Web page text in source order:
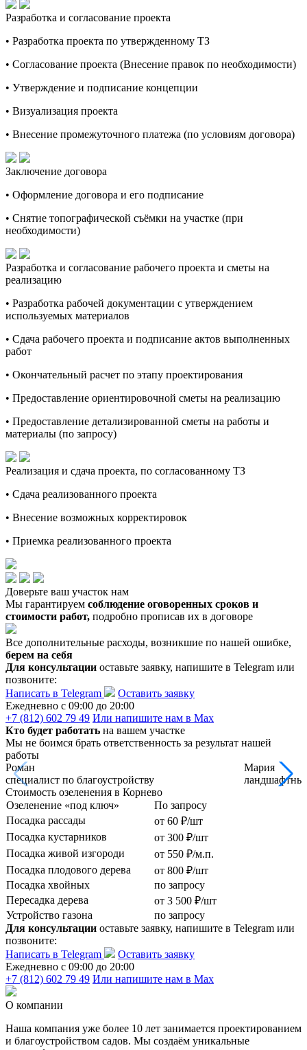
Разработка и согласование проекта
• Разработка проекта по утвержденному ТЗ
• Согласование проекта (Внесение правок по необходимости)
• Утверждение и подписание концепции
• Визуализация проекта
• Внесение промежуточного платежа (по условиям договора)
Заключение договора
• Оформление договора и его подписание
• Снятие топографической съёмки на участке (при
необходимости)
Разработка и согласование рабочего проекта и сметы на
реализацию
• Разработка рабочей документации с утверждением
используемых материалов
• Сдача рабочего проекта и подписание актов выполненных
работ
• Окончательный расчет по этапу проектирования
• Предоставление ориентировочной сметы на реализацию
• Предоставление детализированной сметы на работы и
материалы (по запросу)
Реализация и сдача проекта, по согласованному ТЗ
• Сдача реализованного проекта
• Внесение возможных корректировок
• Приемка реализованного проекта
Доверьте ваш участок нам
Мы гарантируем соблюдение оговоренных сроков и
стоимости работ, подробно прописав их в договоре
Все дополнительные расходы, возникшие по нашей ошибке,
берем на себя
Для консультации оставьте заявку, напишите в Telegram или
позвоните:
Написать в Telegram
Оставить заявку
Ежедневно c 09:00 до 20:00
+7 (812) 602 79 49 Или напишите нам в Max
Кто будет работать на вашем участке
Мы не боимся брать ответственность за результат нашей
работы
Роман
специалист по благоустройству
Мария
Стоимость озеленения в Корнево
Озеленение «под ключ»
По запросу
Посадка рассады
от 60 ₽/шт
Посадка кустарников
от 300 ₽/шт
Посадка живой изгороди
от 550 ₽/м.п.
Посадка плодового дерева
от 800 ₽/шт
Посадка хвойных
по запросу
Пересадка дерева
от 3 500 ₽/шт
Устройство газона
по запросу
Для консультации оставьте заявку, напишите в Telegram или
позвоните:
Написать в Telegram
Оставить заявку
Ежедневно c 09:00 до 20:00
+7 (812) 602 79 49 Или напишите нам в Max
О компании
Наша компания уже более 10 лет занимается проектированием
и благоустройством садов. Мы создаём уникальные